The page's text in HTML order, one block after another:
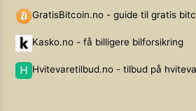
GratisBitcoin.no - guide til gratis
Kasko.no - få billigere bilforsikring
Hvitevaretilbud.no - tilbud på